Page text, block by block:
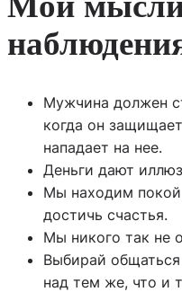
Мужчина должен
когда он
нападает на нее.
Деньги дают
Мы находим покой
достичь счастья.
Мы никого так не
Выбирай
над тем же, что и